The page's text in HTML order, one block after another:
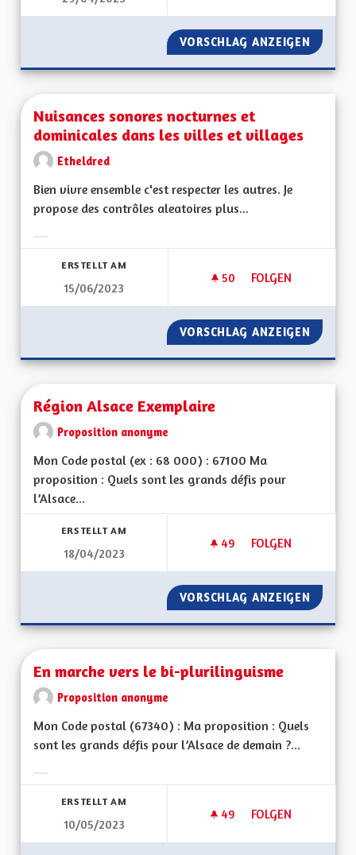
VORSCHLAG ANZEIGEN
Nuisances sonores nocturnes et
dominicales dans les villes et villages
Etheldred
Bien vivre ensemble c'est respecter les autres. Je
propose des contrôles aleatoires plus...
ERSTELLT AM
15/06/2023
50 50 FOLLOWER
FOLGEN
NUISANCES
VORSCHLAG ANZEIGEN
Région Alsace Exemplaire
Proposition anonyme
Mon Code postal (ex : 68 000) : 67100 Ma
proposition : Quels sont les grands défis pour
l’Alsace...
ERSTELLT AM
18/04/2023
49 49 FOLLOWER
FOLGEN
RÉGION ALSACE
VORSCHLAG ANZEIGEN
En marche vers le bi-plurilinguisme
Proposition anonyme
Mon Code postal (67340) : Ma proposition : Quels
sont les grands défis pour l’Alsace de demain ?...
ERSTELLT AM
10/05/2023
49 49 FOLLOWER
FOLGEN
EN MARCHE VERS